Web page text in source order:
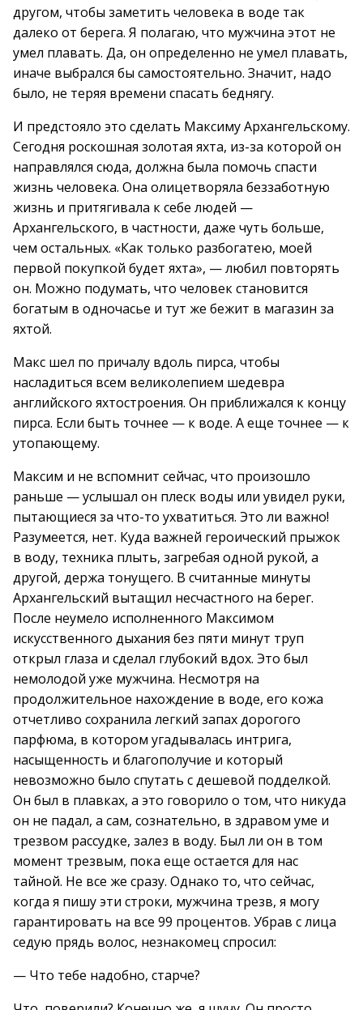
другом, чтобы заметить человека в воде так
далеко от берега. Я полагаю, что мужчина этот не
умел плавать. Да, он определенно не умел плавать,
иначе выбрался бы самостоятельно. Значит, надо
было, не теряя времени спасать беднягу.
И предстояло это сделать Максиму Архангельскому.
Сегодня роскошная золотая яхта, из-за которой он
направлялся сюда, должна была помочь спасти
жизнь человека. Она олицетворяла беззаботную
жизнь и притягивала к себе людей —
Архангельского, в частности, даже чуть больше,
чем остальных. «Как только разбогатею, моей
первой покупкой будет яхта», — любил повторять
он. Можно подумать, что человек становится
богатым в одночасье и тут же бежит в магазин за
яхтой.
Макс шел по причалу вдоль пирса, чтобы
насладиться всем великолепием шедевра
английского яхтостроения. Он приближался к концу
пирса. Если быть точнее — к воде. А еще точнее — к
утопающему.
Максим и не вспомнит сейчас, что произошло
раньше — услышал он плеск воды или увидел руки,
пытающиеся за что-то ухватиться. Это ли важно!
Разумеется, нет. Куда важней героический прыжок
в воду, техника плыть, загребая одной рукой, а
другой, держа тонущего. В считанные минуты
Архангельский вытащил несчастного на берег.
После неумело исполненного Максимом
искусственного дыхания без пяти минут труп
открыл глаза и сделал глубокий вдох. Это был
немолодой уже мужчина. Несмотря на
продолжительное нахождение в воде, его кожа
отчетливо сохранила легкий запах дорогого
парфюма, в котором угадывалась интрига,
насыщенность и благополучие и который
невозможно было спутать с дешевой подделкой.
Он был в плавках, а это говорило о том, что никуда
он не падал, а сам, сознательно, в здравом уме и
трезвом рассудке, залез в воду. Был ли он в том
момент трезвым, пока еще остается для нас
тайной. Не все же сразу. Однако то, что сейчас,
когда я пишу эти строки, мужчина трезв, я могу
гарантировать на все 99 процентов. Убрав с лица
седую прядь волос, незнакомец спросил:
— Что тебе надобно, старче?